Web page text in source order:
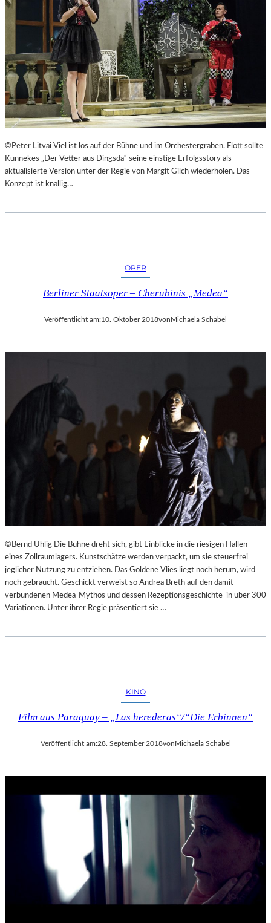
©Peter Litvai Viel ist los auf der Bühne und im Orchestergraben. Flott sollte
Künnekes „Der Vetter aus Dingsda“ seine einstige Erfolgsstory als
aktualisierte Version unter der Regie von Margit Gilch wiederholen. Das
Konzept ist knallig…
OPER
Berliner Staatsoper – Cherubinis „Medea“
Veröffentlicht am:10. Oktober 2018vonMichaela Schabel
©Bernd Uhlig Die Bühne dreht sich, gibt Einblicke in die riesigen Hallen
eines Zollraumlagers. Kunstschätze werden verpackt, um sie steuerfrei
jeglicher Nutzung zu entziehen. Das Goldene Vlies liegt noch herum, wird
noch gebraucht. Geschickt verweist so Andrea Breth auf den damit
verbundenen Medea-Mythos und dessen Rezeptionsgeschichte in über 300
Variationen. Unter ihrer Regie präsentiert sie …
KINO
Film aus Paraquay – „Las herederas“/“Die Erbinnen“
Veröffentlicht am:28. September 2018von Michaela Schabel